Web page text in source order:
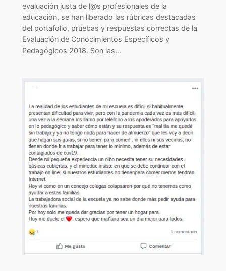
evaluación justa de l@s profesionales de la
educación, se han liberado las rúbricas destacadas
del portafolio, pruebas y respuestas correctas de la
Evaluación de Conocimientos Específicos y
Pedagógicos 2018. Son las…